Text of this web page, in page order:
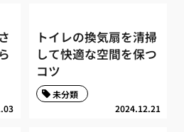
トイレの換気扇を清掃
して快適な空間を保つ
コツ
2024.12.21
未分類